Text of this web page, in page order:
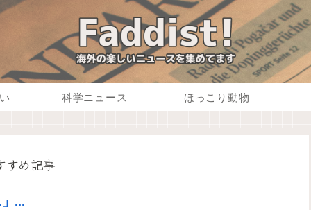
科学ニュース ほっこり動物
すめ記事
...